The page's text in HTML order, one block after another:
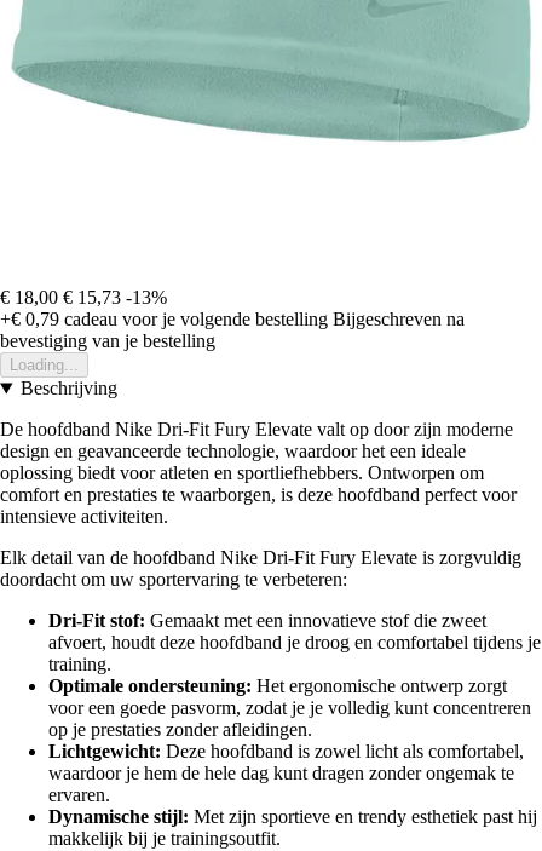
€ 18,00 € 15,73 -13%
+€ 0,79 cadeau voor je volgende bestelling Bijgeschreven na
bevestiging van je bestelling
Loading...
Beschrijving
De hoofdband Nike Dri-Fit Fury Elevate valt op door zijn moderne
design en geavanceerde technologie, waardoor het een ideale
oplossing biedt voor atleten en sportliefhebbers. Ontworpen om
comfort en prestaties te waarborgen, is deze hoofdband perfect voor
intensieve activiteiten.
Elk detail van de hoofdband Nike Dri-Fit Fury Elevate is zorgvuldig
doordacht om uw sportervaring te verbeteren:
Dri-Fit stof: Gemaakt met een innovatieve stof die zweet
afvoert, houdt deze hoofdband je droog en comfortabel tijdens je
training.
Optimale ondersteuning: Het ergonomische ontwerp zorgt
voor een goede pasvorm, zodat je je volledig kunt concentreren
op je prestaties zonder afleidingen.
Lichtgewicht: Deze hoofdband is zowel licht als comfortabel,
waardoor je hem de hele dag kunt dragen zonder ongemak te
ervaren.
Dynamische stijl: Met zijn sportieve en trendy esthetiek past hij
makkelijk bij je trainingsoutfit.